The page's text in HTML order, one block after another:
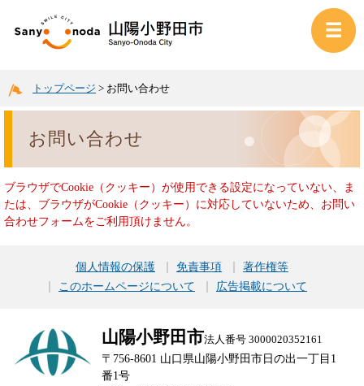
トップページ > お問い合わせ
お問い合わせ
ブラウザでCookie（クッキー）が使用できる設定になっていない、ま
たは、ブラウザがCookie（クッキー）に対応していないため、お問い
合わせフォームをご利用頂けません。
個人情報の保護 免責事項
著作権等
このホームページについて
広告掲載について
山陽小野田市法人番号 3000020352161
〒756-8601 山口県山陽小野田市日の出一丁目1
番1号